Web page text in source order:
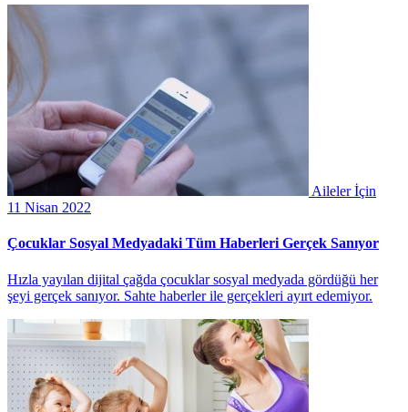
Aileler İçin
11 Nisan 2022
Çocuklar Sosyal Medyadaki Tüm Haberleri Gerçek Sanıyor
Hızla yayılan dijital çağda çocuklar sosyal medyada gördüğü her
şeyi gerçek sanıyor. Sahte haberler ile gerçekleri ayırt edemiyor.